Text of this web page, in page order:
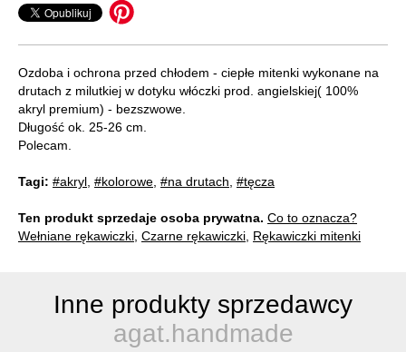
Ozdoba i ochrona przed chłodem - ciepłe mitenki wykonane na
drutach z milutkiej w dotyku włóczki prod. angielskiej( 100%
akryl premium) - bezszwowe.
Długość ok. 25-26 cm.
Polecam.
Tagi: #akryl #kolorowe #na drutach #tęcza
Ten produkt sprzedaje osoba prywatna. Co to oznacza?
Wełniane rękawiczki Czarne rękawiczki Rękawiczki mitenki
Inne produkty sprzedawcy
agat.handmade